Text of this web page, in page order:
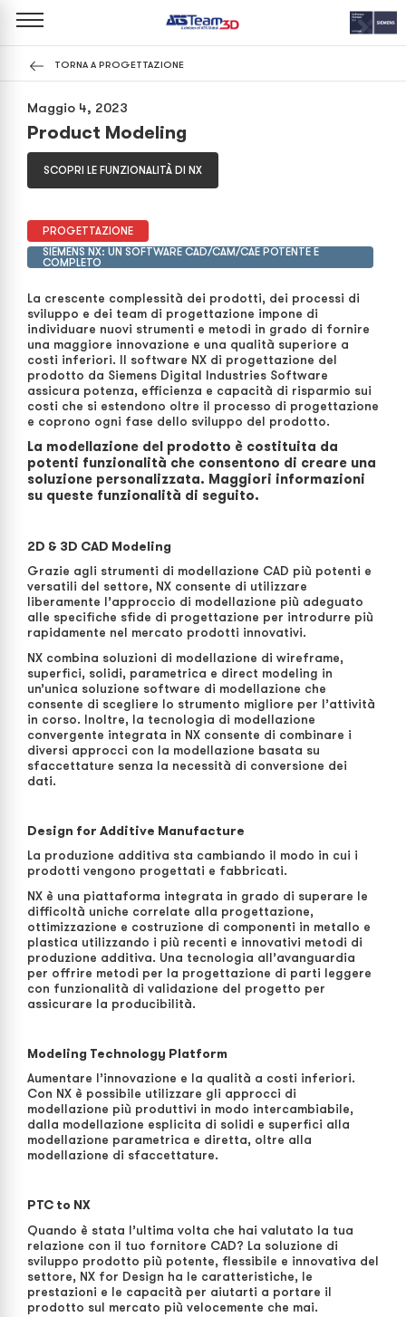
TORNA A PROGETTAZIONE
Maggio 4, 2023
Product Modeling
SCOPRI LE FUNZIONALITÀ DI NX
PROGETTAZIONE
SIEMENS NX: UN SOFTWARE CAD/CAM/CAE POTENTE E
COMPLETO
La crescente complessità dei prodotti, dei processi di
sviluppo e dei team di progettazione impone di
individuare nuovi strumenti e metodi in grado di fornire
una maggiore innovazione e una qualità superiore a
costi inferiori. Il software NX di progettazione del
prodotto da Siemens Digital Industries Software
assicura potenza, efficienza e capacità di risparmio sui
costi che si estendono oltre il processo di progettazione
e coprono ogni fase dello sviluppo del prodotto.
La modellazione del prodotto è costituita da
potenti funzionalità che consentono di creare una
soluzione personalizzata. Maggiori informazioni
su queste funzionalità di seguito.
2D & 3D CAD Modeling
Grazie agli strumenti di modellazione CAD più potenti e
versatili del settore, NX consente di utilizzare
liberamente l’approccio di modellazione più adeguato
alle specifiche sfide di progettazione per introdurre più
rapidamente nel mercato prodotti innovativi.
NX combina soluzioni di modellazione di wireframe,
superfici, solidi, parametrica e direct modeling in
un’unica soluzione software di modellazione che
consente di scegliere lo strumento migliore per l’attività
in corso. Inoltre, la tecnologia di modellazione
convergente integrata in NX consente di combinare i
diversi approcci con la modellazione basata su
sfaccettature senza la necessità di conversione dei
dati.
Design for Additive Manufacture
La produzione additiva sta cambiando il modo in cui i
prodotti vengono progettati e fabbricati.
NX è una piattaforma integrata in grado di superare le
difficoltà uniche correlate alla progettazione,
ottimizzazione e costruzione di componenti in metallo e
plastica utilizzando i più recenti e innovativi metodi di
produzione additiva. Una tecnologia all’avanguardia
per offrire metodi per la progettazione di parti leggere
con funzionalità di validazione del progetto per
assicurare la producibilità.
Modeling Technology Platform
Aumentare l’innovazione e la qualità a costi inferiori.
Con NX è possibile utilizzare gli approcci di
modellazione più produttivi in modo intercambiabile,
dalla modellazione esplicita di solidi e superfici alla
modellazione parametrica e diretta, oltre alla
modellazione di sfaccettature.
PTC to NX
Quando è stata l’ultima volta che hai valutato la tua
relazione con il tuo fornitore CAD? La soluzione di
sviluppo prodotto più potente, flessibile e innovativa del
settore, NX for Design ha le caratteristiche, le
prestazioni e le capacità per aiutarti a portare il
prodotto sul mercato più velocemente che mai.